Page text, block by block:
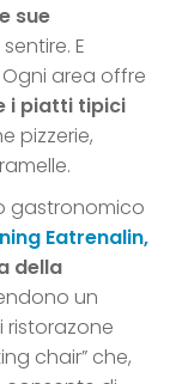
sue
E
area offre
i piatti tipici
pizzerie,
gastronomico
Eatrenalin,
della
un
ristorazone
chair” che,